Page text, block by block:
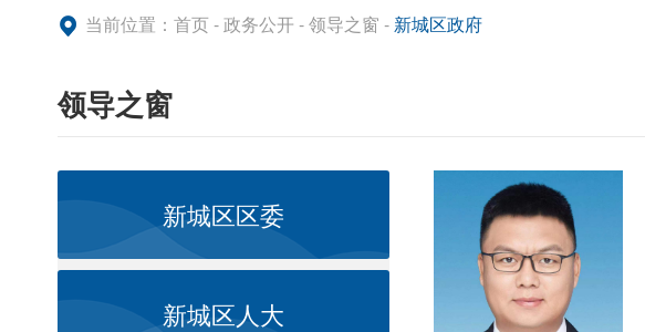
当前位置： 首页-政务公开 -领导之窗 - 新城区政府
领导之窗
新城区区委
新城区人大